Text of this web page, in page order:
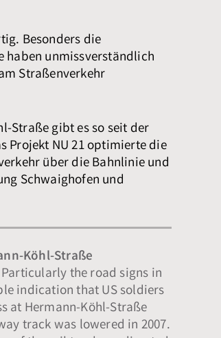
Besonders die
haben unmissverständlich
Straßenverkehr
Straße gibt es so seit der
Projekt NU 21 optimierte die
über die Bahnlinie und
Schwaighofen und
Köhl-Straße
the road signs in
indication that US soldiers
at Hermann-Köhl-Straße
track was lowered in 2007.